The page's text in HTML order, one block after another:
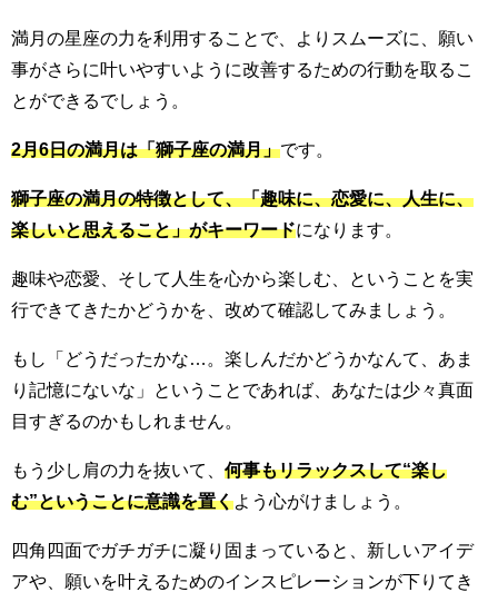
満月の星座の力を利用することで、よりスムーズに、願い
事がさらに叶いやすいように改善するための行動を取るこ
とができるでしょう。
2月6日の満月は「獅子座の満月」です。
獅子座の満月の特徴として、「趣味に、恋愛に、人生に、
楽しいと思えること」がキーワードになります。
趣味や恋愛、そして人生を心から楽しむ、ということを実
行できてきたかどうかを、改めて確認してみましょう。
もし「どうだったかな…。楽しんだかどうかなんて、あま
り記憶にないな」ということであれば、あなたは少々真面
目すぎるのかもしれません。
もう少し肩の力を抜いて、 何事もリラックスして“楽し
む”ということに意識を置くよう心がけましょう。
四角四面でガチガチに凝り固まっていると、新しいアイデ
アや、願いを叶えるためのインスピレーションが下りてき